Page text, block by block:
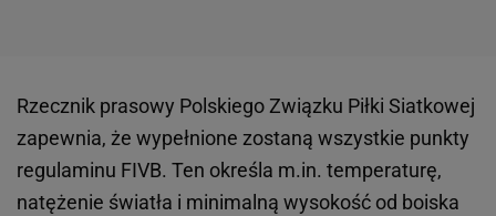
Rzecznik prasowy Polskiego Związku Piłki Siatkowej
zapewnia, że wypełnione zostaną wszystkie punkty
regulaminu FIVB. Ten określa m.in. temperaturę,
natężenie światła i minimalną wysokość od boiska